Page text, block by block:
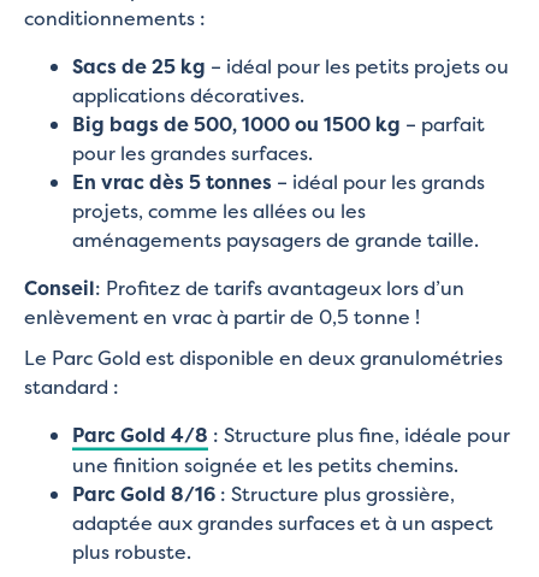
conditionnements :
Sacs de 25 kg – idéal pour les petits projets ou
applications décoratives.
Big bags de 500, 1000 ou 1500 kg – parfait
pour les grandes surfaces.
En vrac dès 5 tonnes – idéal pour les grands
projets, comme les allées ou les
aménagements paysagers de grande taille.
Conseil: Profitez de tarifs avantageux lors d’un
enlèvement en vrac à partir de 0,5 tonne !
Le Parc Gold est disponible en deux granulométries
standard :
Parc Gold 4/8 : Structure plus fine, idéale pour
une finition soignée et les petits chemins.
Parc Gold 8/16 : Structure plus grossière,
adaptée aux grandes surfaces et à un aspect
plus robuste.